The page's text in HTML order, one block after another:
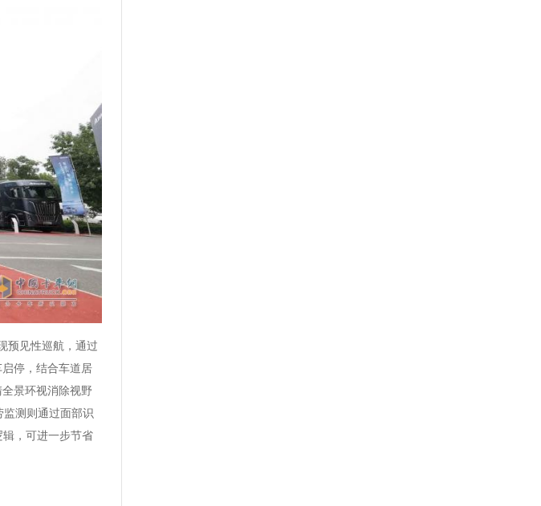
预见性巡航，通过
停，结合车道居
景环视消除视野
测则通过面部识
，可进一步节省